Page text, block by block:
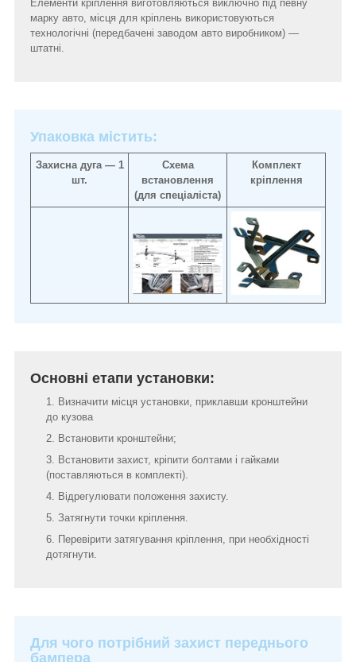
Елементи кріплення виготовляються виключно під певну
марку авто, місця для кріплень використовуються
технологічні (передбачені заводом авто виробником) ―
штатні.
Упаковка містить:
Захисна дуга ― 1
шт.
Схема
встановлення
(для спеціаліста)
Комплект
кріплення
Основні етапи установки:
Визначити місця установки, приклавши кронштейни
до кузова
Встановити кронштейни;
Встановити захист, кріпити болтами і гайками
(поставляються в комплекті).
Відрегулювати положення захисту.
Затягнути точки кріплення.
Перевірити затягування кріплення, при необхідності
дотягнути.
Для чого потрібний захист переднього
бампера